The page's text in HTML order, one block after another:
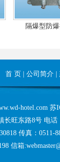
隔爆型防
首 页 公司简介|
hotel.com 苏
长旺东路8号 电话
传真：0511-
信箱